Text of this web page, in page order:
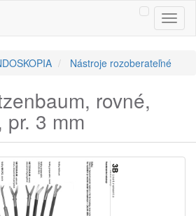
Nástroje rozoberateľné
rovné,
3 mm